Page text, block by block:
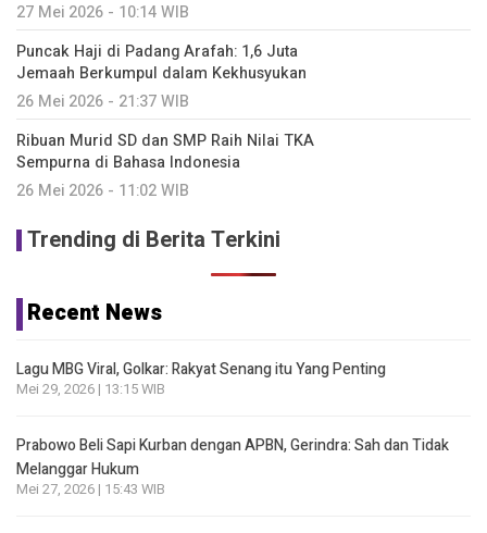
27 Mei 2026 - 10:14 WIB
Puncak Haji di Padang Arafah: 1,6 Juta
Jemaah Berkumpul dalam Kekhusyukan
26 Mei 2026 - 21:37 WIB
Ribuan Murid SD dan SMP Raih Nilai TKA
Sempurna di Bahasa Indonesia
26 Mei 2026 - 11:02 WIB
Trending di Berita Terkini
Recent News
Lagu MBG Viral, Golkar: Rakyat Senang itu Yang Penting
Mei 29, 2026 | 13:15 WIB
Prabowo Beli Sapi Kurban dengan APBN, Gerindra: Sah dan Tidak
Melanggar Hukum
Mei 27, 2026 | 15:43 WIB